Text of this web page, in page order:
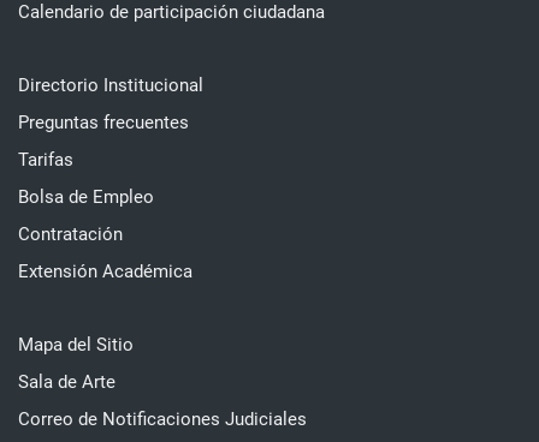
Calendario de participación ciudadana
Directorio Institucional
Preguntas frecuentes
Tarifas
Bolsa de Empleo
Contratación
Extensión Académica
Mapa del Sitio
Sala de Arte
Correo de Notificaciones Judiciales